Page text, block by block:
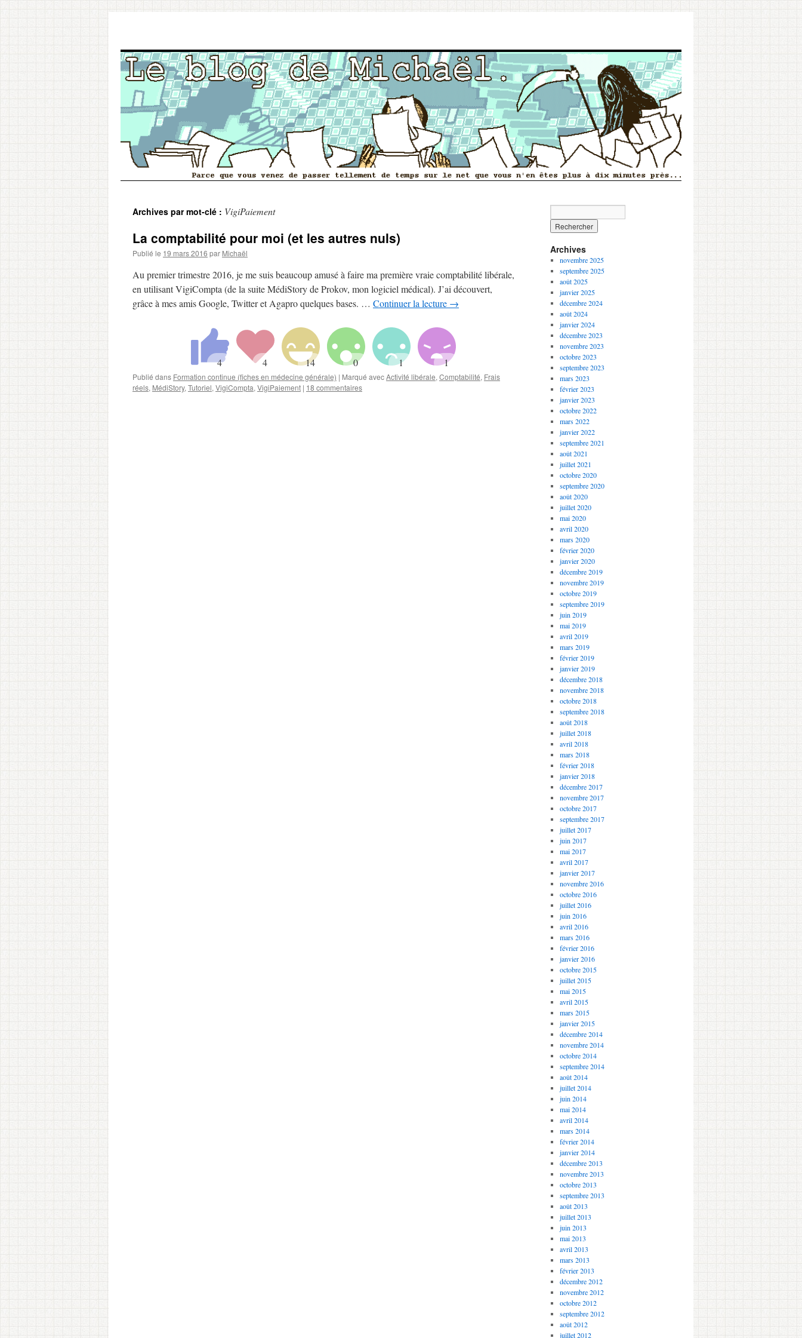
contenu
Archives par mot-clé : VigiPaiement
La comptabilité pour moi (et les autres nuls)
Publié le 19 mars 2016 par Michaël
Au premier trimestre 2016, je me suis beaucoup amusé à faire ma première vraie comptabilité libérale,
en utilisant VigiCompta (de la suite MédiStory de Prokov, mon logiciel médical). J’ai découvert,
grâce à mes amis Google, Twitter et Agapro quelques bases. … Continuer la lecture →
Publié dans Formation continue (fiches en médecine générale) | Marqué avecActivité libérale, Comptabilité, Frais
réels, MédiStory, Tutoriel, VigiCompta, VigiPaiement | 18 commentaires
Archives
novembre 2025
septembre 2025
août 2025
janvier 2025
décembre 2024
août 2024
janvier 2024
décembre 2023
novembre 2023
octobre 2023
septembre 2023
mars 2023
février 2023
janvier 2023
octobre 2022
mars 2022
janvier 2022
septembre 2021
août 2021
juillet 2021
octobre 2020
septembre 2020
août 2020
juillet 2020
mai 2020
avril 2020
mars 2020
février 2020
janvier 2020
décembre 2019
novembre 2019
octobre 2019
septembre 2019
juin 2019
mai 2019
avril 2019
mars 2019
février 2019
janvier 2019
décembre 2018
novembre 2018
octobre 2018
septembre 2018
août 2018
juillet 2018
avril 2018
mars 2018
février 2018
janvier 2018
décembre 2017
novembre 2017
octobre 2017
septembre 2017
juillet 2017
juin 2017
mai 2017
avril 2017
janvier 2017
novembre 2016
octobre 2016
juillet 2016
juin 2016
avril 2016
mars 2016
février 2016
janvier 2016
octobre 2015
juillet 2015
mai 2015
avril 2015
mars 2015
janvier 2015
décembre 2014
novembre 2014
octobre 2014
septembre 2014
août 2014
juillet 2014
juin 2014
mai 2014
avril 2014
mars 2014
février 2014
janvier 2014
décembre 2013
novembre 2013
octobre 2013
septembre 2013
août 2013
juillet 2013
juin 2013
mai 2013
avril 2013
mars 2013
février 2013
décembre 2012
novembre 2012
octobre 2012
septembre 2012
août 2012
juillet 2012